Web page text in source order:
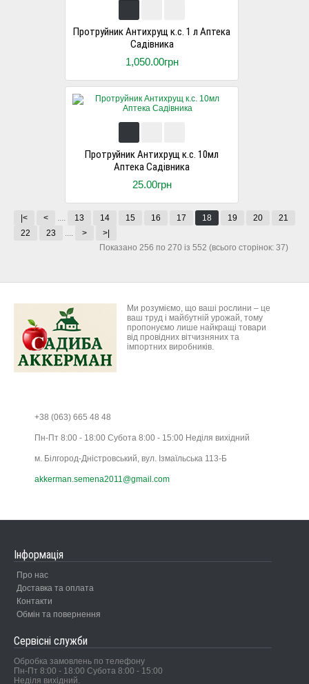
Протруйник Антихрущ к.с. 1 л Аптека
Садівника
1,050.00грн
Протруйник Антихрущ к.с. 10мл
Аптека Садівника
25.00грн
|< < .... 13 14 15 16 17 18 19 20
21
22
23 .... >
>|
Показано 256 по 270 із 552 (всього сторінок: 37)
Ми розуміємо, що ваші рослини – це
ваш труд і майбутній урожай, тому
пропонуємо лише найкращі товари
від провідних вітчизняних та
імпортних виробників.
+38 (063) 665 48 48
Пн-Пт 8:00 - 18:00 Субота 8:00 - 15:00 Неділя вихідний
м. Білгород-Дністровський, вул. Ізмаїльська 113-Б
akkerman.semena2011@gmail.com
Інформація
Про нас
Доставка та оплата
Контакти
Обмін та повернення
Сервісні служби
Обробка замовлень по телефону
Пн-Пт 8:00 - 18:00 Субота 8:00 - 15:00
Неділя вихідний.